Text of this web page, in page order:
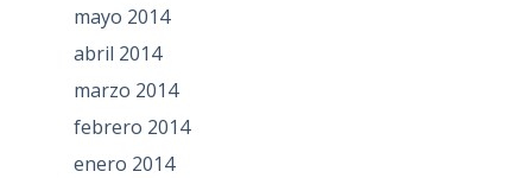
mayo 2014
abril 2014
marzo 2014
febrero 2014
enero 2014